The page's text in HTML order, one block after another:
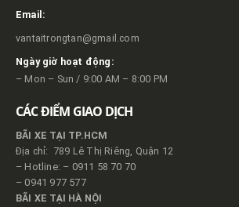
Email:
vantaitrongtan@gmail.com
Ngày giờ hoạt động:
– Mon – Sun / 9:00 AM – 8:00 PM
CÁC ĐIỂM GIAO DỊCH
BÃI XE TẠI TP.HCM
Địa chỉ: 789 Lê Thị Riêng, Quận 12
– Hotline: – 0911 58 70 70
– 0941 977 577
BÃI XE TẠI HÀ NỘI